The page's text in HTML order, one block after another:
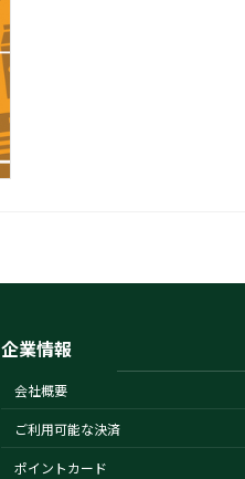
企業情報
会社概要
ご利用可能な決済
ポイントカード